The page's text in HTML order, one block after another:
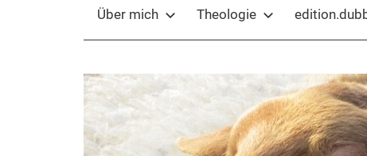
Über mich Theologie